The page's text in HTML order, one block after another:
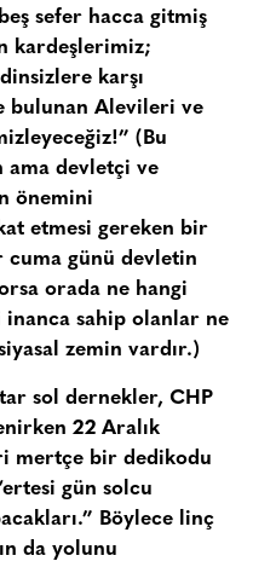
sefer hacca gitmiş
kardeşlerimiz;
karşı
bulunan Alevileri ve
(Bu
ama devletçi ve
önemini
etmesi gereken bir
cuma günü devletin
orada ne hangi
inanca sahip olanlar ne
zemin vardır.)
sol dernekler, CHP
22 Aralık
mertçe bir dedikodu
gün solcu
Böylece linç
da yolunu